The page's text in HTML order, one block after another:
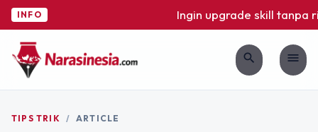
INFO Ingin upgrade skill tanpa
search menu
TIPS TRIK / ARTICLE